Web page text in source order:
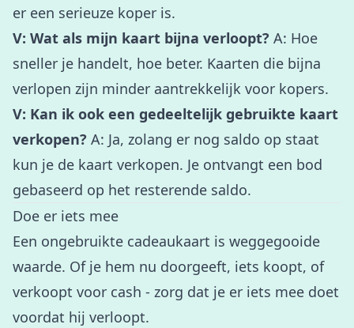
er een serieuze koper is.
V: Wat als mijn kaart bijna verloopt? A: Hoe
sneller je handelt, hoe beter. Kaarten die bijna
verlopen zijn minder aantrekkelijk voor kopers.
V: Kan ik ook een gedeeltelijk gebruikte kaart
verkopen? A: Ja, zolang er nog saldo op staat
kun je de kaart verkopen. Je ontvangt een bod
gebaseerd op het resterende saldo.
Doe er iets mee
Een ongebruikte cadeaukaart is weggegooide
waarde. Of je hem nu doorgeeft, iets koopt, of
verkoopt voor cash - zorg dat je er iets mee doet
voordat hij verloopt.